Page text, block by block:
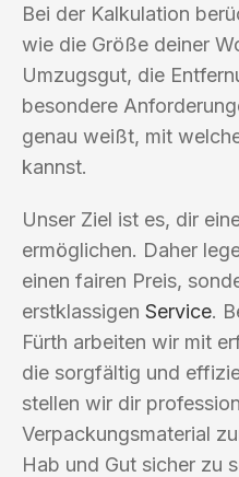
Bei der Kalkulation
wie die Größe deiner
Umzugsgut, die
besondere
genau weißt, mit
kannst.
Unser Ziel ist es, dir
ermöglichen. Daher
einen fairen Preis,
erstklassigen Service.
Fürth arbeiten wir mit
die sorgfältig und
stellen wir dir
Verpackungsmaterial
Hab und Gut sicher zu